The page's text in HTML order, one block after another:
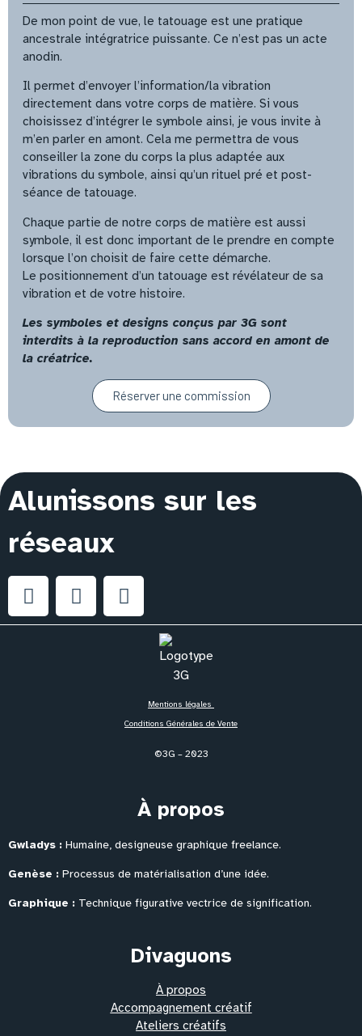
De mon point de vue, le tatouage est une pratique
ancestrale intégratrice puissante. Ce n’est pas un acte
anodin.
Il permet d’envoyer l’information/la vibration
directement dans votre corps de matière. Si vous
choisissez d’intégrer le symbole ainsi, je vous invite à
m’en parler en amont. Cela me permettra de vous
conseiller la zone du corps la plus adaptée aux
vibrations du symbole, ainsi qu’un rituel pré et post-
séance de tatouage.
Chaque partie de notre corps de matière est aussi
symbole, il est donc important de le prendre en compte
lorsque l’on choisit de faire cette démarche.
Le positionnement d’un tatouage est révélateur de sa
vibration et de votre histoire.
Les symboles et designs conçus par 3G sont
interdits à la reproduction sans accord en amont de
la créatrice.
Réserver une commission
Alunissons sur les
réseaux
Mentions légales
Conditions Générales de Vente
©3G – 2023
À propos
Gwladys : Humaine, designeuse graphique freelance.
Genèse : Processus de matérialisation d’une idée.
Graphique : Technique figurative vectrice de signification.
Divaguons
À propos
Accompagnement créatif
Ateliers créatifs